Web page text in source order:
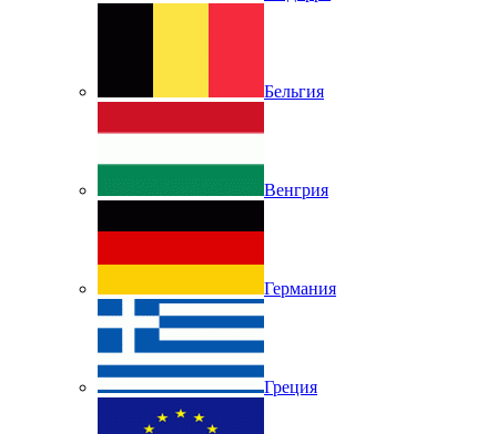
Бельгия
Венгрия
Германия
Греция